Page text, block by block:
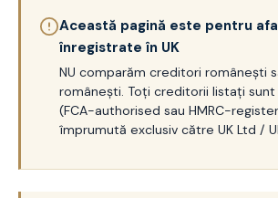
Această pagină este pentru
înregistrate în UK
NU comparăm creditori românești
românești. Toți creditorii listați sunt
(FCA-authorised sau HMRC-
împrumută exclusiv către UK Ltd /